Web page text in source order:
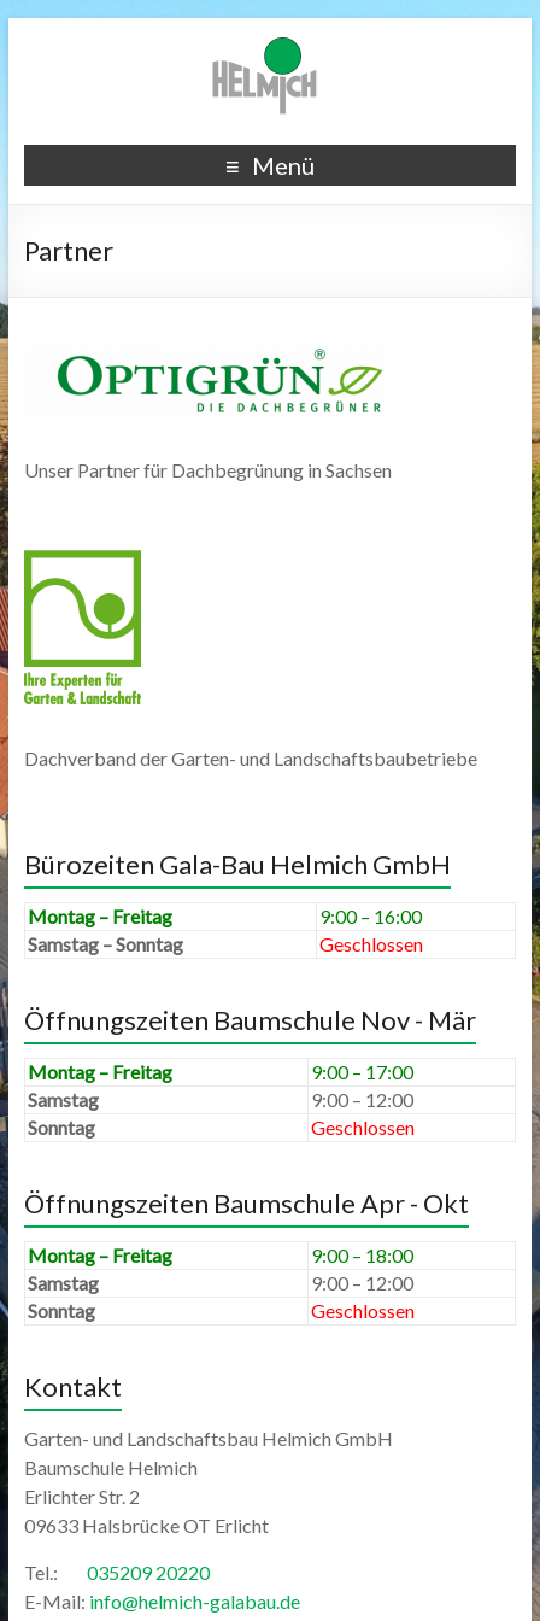
Menü
Partner
Unser Partner für Dachbegrünung in Sachsen
Dachverband der Garten- und Landschaftsbaubetriebe
Bürozeiten Gala-Bau Helmich GmbH
Montag – Freitag
9:00 – 16:00
Samstag – Sonntag
Geschlossen
Öffnungszeiten Baumschule Nov - Mär
Montag – Freitag
9:00 – 17:00
Samstag
9:00 – 12:00
Sonntag
Geschlossen
Öffnungszeiten Baumschule Apr - Okt
Montag – Freitag
9:00 – 18:00
Samstag
9:00 – 12:00
Sonntag
Geschlossen
Kontakt
Garten- und Landschaftsbau Helmich GmbH
Baumschule Helmich
Erlichter Str. 2
09633 Halsbrücke OT Erlicht
Tel.: 035209 20220
E-Mail: info@helmich-galabau.de